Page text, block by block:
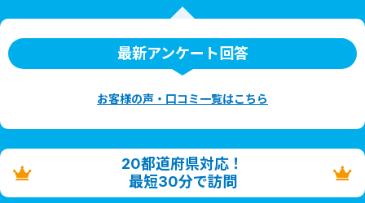
最新アンケート回答
お客様の声・口コミ一覧はこちら
20都道府県対応！
最短30分で訪問